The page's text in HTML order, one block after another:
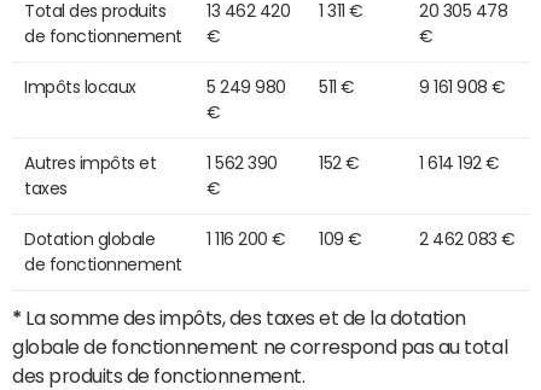
Total des produits
de fonctionnement
13 462 420
€
1 311 €
20 305 478
€
Impôts locaux
5 249 980
€
511 € 9 161 908 €
Autres impôts et
taxes
1 562 390
€
152 € 1 614 192 €
Dotation globale
de fonctionnement
1 116 200 € 109 € 2 462 083 €
* La somme des impôts, des taxes et de la dotation
globale de fonctionnement ne correspond pas au total
des produits de fonctionnement.